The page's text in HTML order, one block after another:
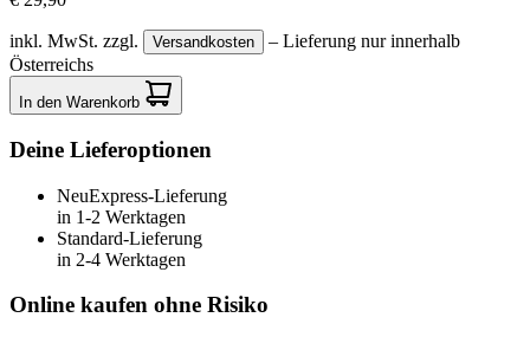
inkl. MwSt. zzgl. Versandkosten
– Lieferung nur innerhalb
Österreichs
In den Warenkorb
Deine Lieferoptionen
NeuExpress-Lieferung
in 1-2 Werktagen
Standard-Lieferung
in 2-4 Werktagen
Online kaufen ohne Risiko